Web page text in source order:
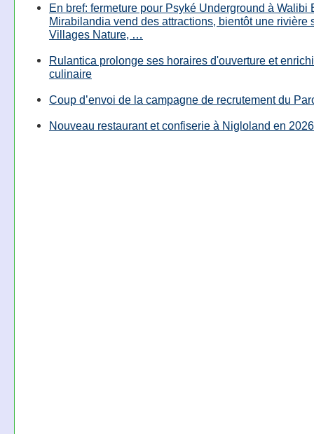
En bref: fermeture pour Psyké Underground à Walibi
Mirabilandia vend des attractions, bientôt une rivière
Villages Nature, …
Rulantica prolonge ses horaires d'ouverture et
culinaire
Coup d’envoi de la campagne de recrutement du
Nouveau restaurant et confiserie à Nigloland en 2026